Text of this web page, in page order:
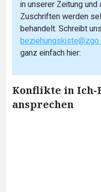
in unserer Zeitung
Zuschriften werden
behandelt. Schreibt
ganz einfach hier:
Konflikte in Ich-
ansprechen